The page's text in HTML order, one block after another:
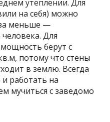
утеплении. Для
на себя) можно
меньше —
Для
берут с
потому что стены
в землю. Всегда
работать на
мучиться с заведомо